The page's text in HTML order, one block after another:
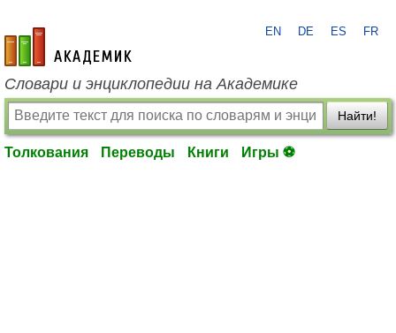
academic.ru
EN DE ES FR
Словари и энциклопедии на Академике
Найти!
Толкования Переводы Книги Игры ⚽